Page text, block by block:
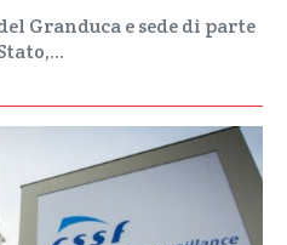
Granduca e sede di parte